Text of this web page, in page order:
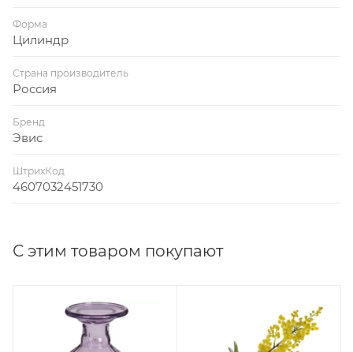
Форма
Цилиндр
Страна производитель
Россия
Бренд
Эвис
ШтрихКод
4607032451730
С этим товаром покупают